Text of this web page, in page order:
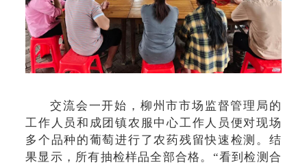
交流会一开始，柳州市市场监督管理局的
工作人员和成团镇农服中心工作人员便对现场
多个品种的葡萄进行了农药残留快速检测。结
果显示，所有抽检样品全部合格。“看到检测合